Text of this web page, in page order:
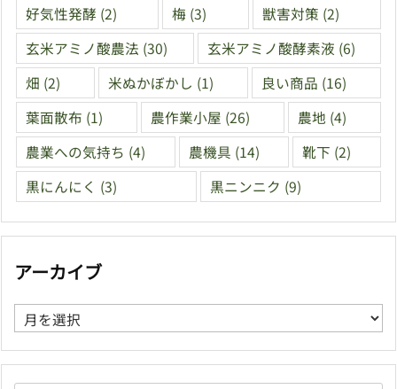
好気性発酵 (2) 梅 (3) 獣害対策 (2)
玄米アミノ酸農法 (30) 玄米アミノ酸酵素液 (6)
畑 (2) 米ぬかぼかし (1) 良い商品 (16)
葉面散布 (1) 農作業小屋 (26) 農地 (4)
農業への気持ち (4) 農機具 (14) 靴下 (2)
黒にんにく (3) 黒ニンニク (9)
アーカイブ
ア
ー
カ